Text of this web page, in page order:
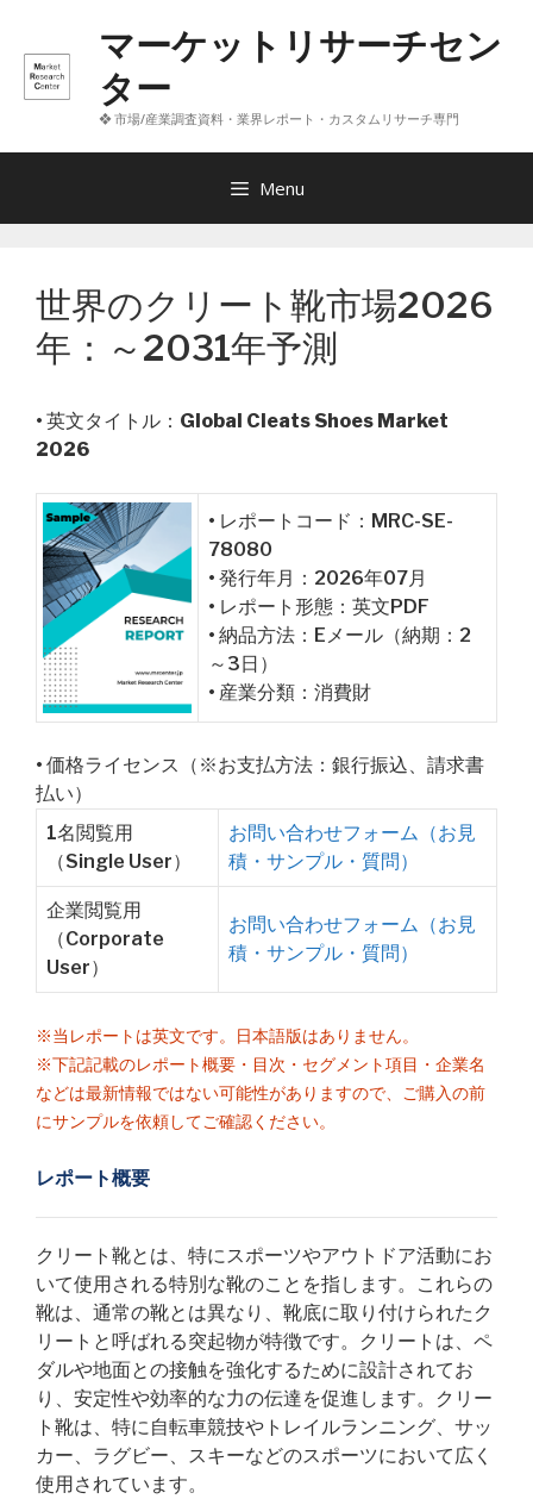
へ
マーケットリサーチセン
ター
❖ 市場/産業調査資料・業界レポート・カスタムリサーチ専門
Menu
世界のクリート靴市場2026
年：～2031年予測
• 英文タイトル： Global Cleats Shoes Market
2026
• レポートコード：MRC-SE-
78080
• 発行年月：2026年07月
• レポート形態：英文PDF
• 納品方法：Eメール（納期：2
～3日）
• 産業分類：消費財
• 価格ライセンス（※お支払方法：銀行振込、請求書
払い）
1名閲覧用
（Single User）
お問い合わせフォーム（お見
積・サンプル・質問）
企業閲覧用
（Corporate
User）
お問い合わせフォーム（お見
積・サンプル・質問）
※当レポートは英文です。日本語版はありません。
※下記記載のレポート概要・目次・セグメント項目・企業名
などは最新情報ではない可能性がありますので、ご購入の前
にサンプルを依頼してご確認ください。
レポート概要
クリート靴とは、特にスポーツやアウトドア活動にお
いて使用される特別な靴のことを指します。これらの
靴は、通常の靴とは異なり、靴底に取り付けられたク
リートと呼ばれる突起物が特徴です。クリートは、ペ
ダルや地面との接触を強化するために設計されてお
り、安定性や効率的な力の伝達を促進します。クリー
ト靴は、特に自転車競技やトレイルランニング、サッ
カー、ラグビー、スキーなどのスポーツにおいて広く
使用されています。